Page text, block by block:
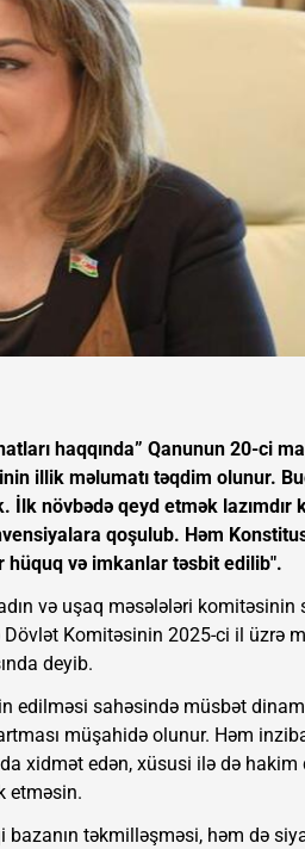
haqqında” Qanunun 20-ci
illik məlumatı təqdim olunur.
növbədə qeyd etmək lazımdır
qoşulub. Həm
hüquq və imkanlar təsbit edilib".
və uşaq məsələləri komitəsinin
Komitəsinin 2025-ci il üzrə
deyib.
edilməsi sahəsində müsbət
müşahidə olunur. Həm
xidmət edən, xüsusi ilə də hakim
etməsin.
təkmilləşməsi, həm də